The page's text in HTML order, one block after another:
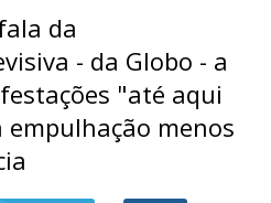
da
- da Globo - a
"até aqui
empulhação menos